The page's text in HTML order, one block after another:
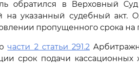
обратился в Верховный
на указанный судебный акт.
пропущенного срока
части 2 статьи 291.2
срок подачи